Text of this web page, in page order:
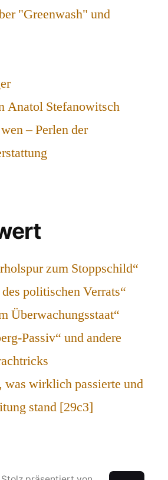
"Greenwash" und
Anatol Stefanowitsch
– Perlen der
zum Stoppschild“
politischen Verrats“
Überwachungsstaat“
Passiv“ und andere
was wirklich passierte und
stand [29c3]